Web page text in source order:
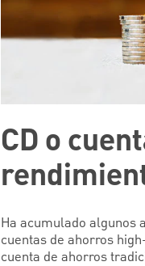
CD o
Ha acumulado algunos
cuentas de ahorros
cuenta de ahorros